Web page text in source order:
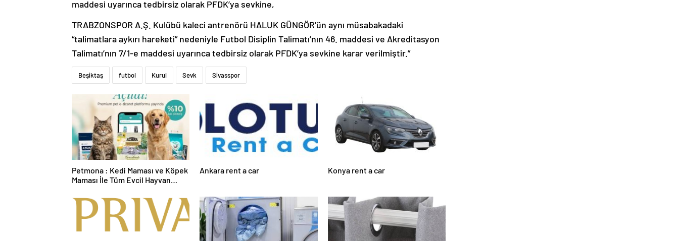
maddesi uyarınca tedbirsiz olarak PFDK’ya sevkine,
TRABZONSPOR A.Ş. Kulübü kaleci antrenörü HALUK GÜNGÖR’ün aynı müsabakadaki
“talimatlara aykırı hareketi” nedeniyle Futbol Disiplin Talimatı’nın 46. maddesi ve Akreditasyon
Talimatı’nın 7/1-e maddesi uyarınca tedbirsiz olarak PFDK’ya sevkine karar verilmiştir.”
Beşiktaş futbol Kurul Sevk Sivasspor
Petmona : Kedi Maması ve Köpek
Maması İle Tüm Evcil Hayvan
Ankara rent a car Konya rent a car